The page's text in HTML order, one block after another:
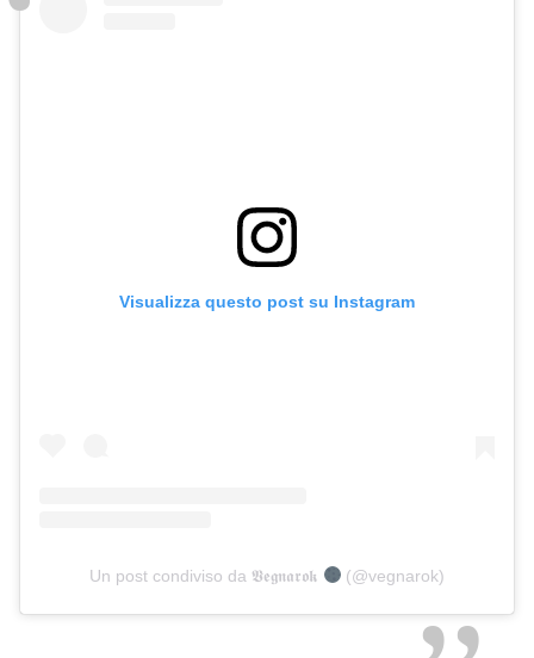
Visualizza questo post su Instagram
Un post condiviso da 𝖁𝖊𝖌𝖓𝖆𝖗𝖔𝖐 (@vegnarok)